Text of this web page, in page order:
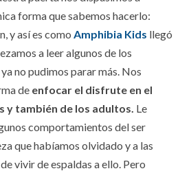
forma que sabemos hacerlo:
y así es como Amphibia Kids llegó
a leer algunos de los
no pudimos parar más. Nos
de enfocar el disfrute en el
y también de los adultos. Le
comportamientos del ser
que habíamos olvidado y a las
vivir de espaldas a ello. Pero